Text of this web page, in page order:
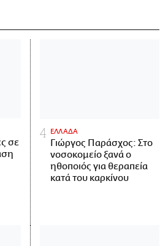
σε
ΕΛΛΑΔΑ
Γιώργος Παράσχος: Στο
νοσοκομείο ξανά ο
ηθοποιός για θεραπεία
κατά του καρκίνου